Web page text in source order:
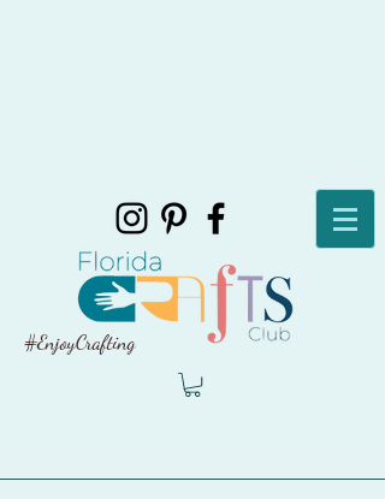
#EnjoyCrafting